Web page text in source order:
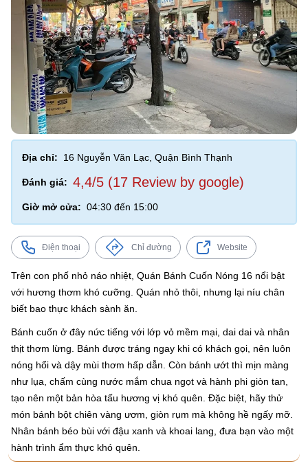
Địa chỉ: 16 Nguyễn Văn Lạc, Quận Bình Thạnh
Đánh giá: 4,4/5 (17 Review by google)
Giờ mở cửa: 04:30 đến 15:00
Điện thoại Chỉ đường Website
Trên con phố nhỏ náo nhiệt, Quán Bánh Cuốn Nóng 16 nổi bật
với hương thơm khó cưỡng. Quán nhỏ thôi, nhưng lại níu chân
biết bao thực khách sành ăn.
Bánh cuốn ở đây nức tiếng với lớp vỏ mềm mại, dai dai và nhân
thịt thơm lừng. Bánh được tráng ngay khi có khách gọi, nên luôn
nóng hổi và dậy mùi thơm hấp dẫn. Còn bánh ướt thì mịn màng
như lụa, chấm cùng nước mắm chua ngọt và hành phi giòn tan,
tạo nên một bản hòa tấu hương vị khó quên. Đặc biệt, hãy thử
món bánh bột chiên vàng ươm, giòn rụm mà không hề ngấy mỡ.
Nhân bánh béo bùi với đậu xanh và khoai lang, đưa bạn vào một
hành trình ẩm thực khó quên.